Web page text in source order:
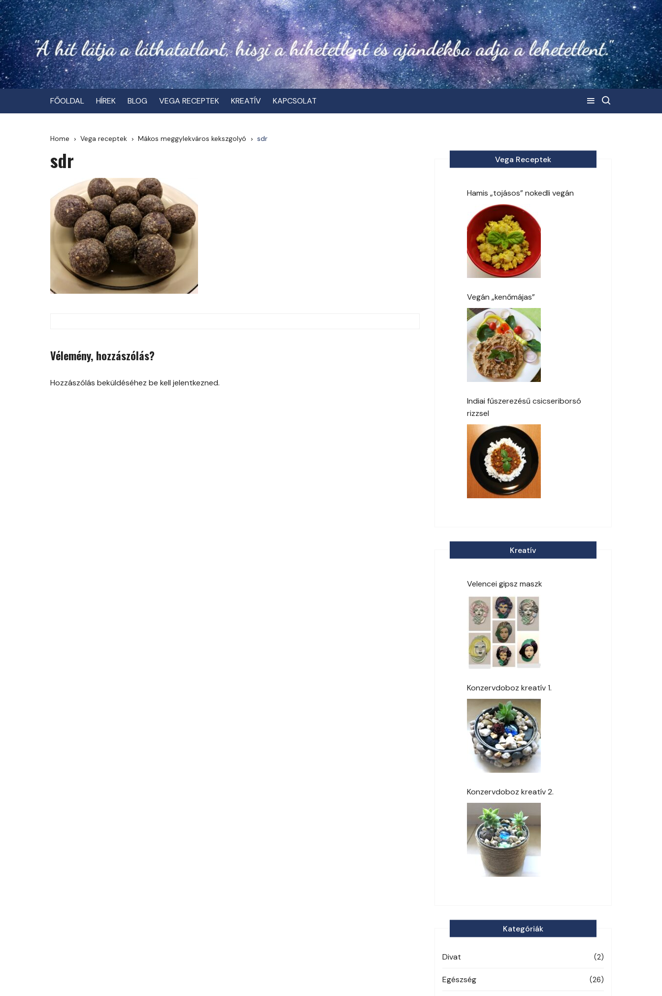
Skip
to
content
FŐOLDAL HÍREK BLOG VEGA RECEPTEK KREATÍV KAPCSOLAT
Home Vega receptek Mákos meggylekváros kekszgolyó sdr
sdr
navigation
Vélemény, hozzászólás?
Hozzászólás beküldéséhez be kell jelentkezned.
Vega Receptek
Hamis „tojásos” nokedli vegán
Vegán „kenőmájas”
Indiai fűszerezésű csicseriborsó
rizzsel
Kreatív
Velencei gipsz maszk
Konzervdoboz kreatív 1.
Konzervdoboz kreatív 2.
Kategóriák
Divat (2)
Egészség (26)